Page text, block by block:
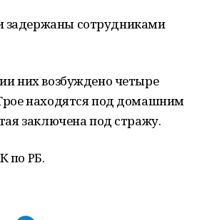
сотрудниками
них возбуждено четыре
находятся под домашним
заключена под стражу.
по РБ.